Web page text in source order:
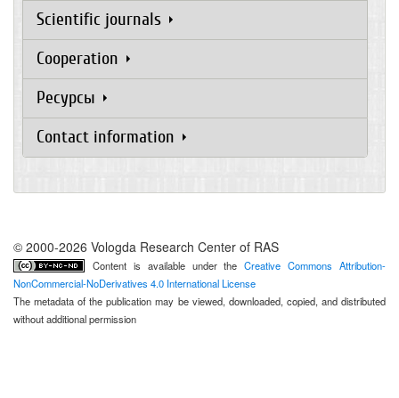
Scientific journals
Cooperation
Ресурсы
Contact information
© 2000-2026 Vologda Research Center of RAS
Content is available under theCreative Commons Attribution-
NonCommercial-NoDerivatives 4.0 International License
The metadata of the publication may be viewed, downloaded, copied, and distributed
without additional permission